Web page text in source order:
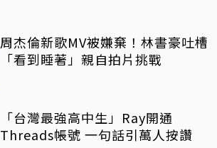
周杰倫新歌MV被嫌棄！林書豪吐槽
「看到睡著」親自拍片挑戰
「台灣最強高中生」Ray開通
Threads帳號 一句話引萬人按讚